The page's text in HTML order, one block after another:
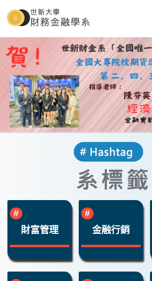
content
世新大學財金系網站
財富管理 金融行銷